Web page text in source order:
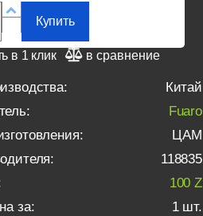
Купить
в 1 клик в сравнение
Китай
Fuaro
ЦАМ
118835
100 Z
за:
1 шт.